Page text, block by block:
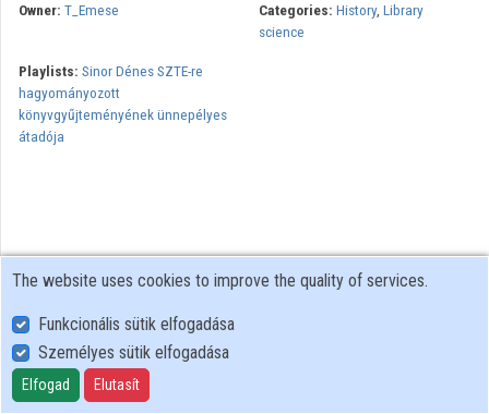
Contributors
Owner: T_Emese Categories: History, Library
science
Playlists: Sinor Dénes SZTE-re
hagyományozott
könyvgyűjteményének ünnepélyes
átadója
User Policy
Adatkezelési tájékoztató (en)
Cookie Policy
The website uses cookies to improve the quality of services.
Funkcionális sütik elfogadása
Személyes sütik elfogadása
Elfogad Elutasít